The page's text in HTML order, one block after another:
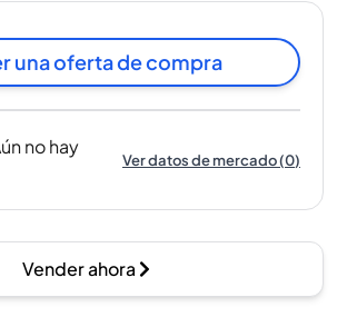
una oferta de compra
no hay
Ver datos de mercado(0)
Vender ahora